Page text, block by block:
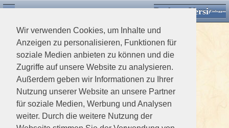
Wir verwenden Cookies, um Inhalte und
Anzeigen zu personalisieren, Funktionen für
soziale Medien anbieten zu können und die
Zugriffe auf unsere Website zu analysieren.
Außerdem geben wir Informationen zu Ihrer
Nutzung unserer Website an unsere Partner
für soziale Medien, Werbung und Analysen
weiter. Durch die weitere Nutzung der
Desktop VersionEinloggen